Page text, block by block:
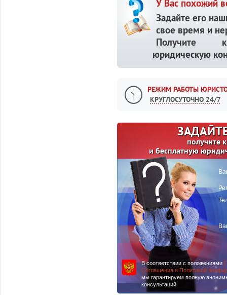
У Вас похожий
Задайте его
свое время и
Получите
юридическую
РЕЖИМ РАБОТЫ
КРУГЛОСУТОЧНО 24/7
получите
и бесплатную
В соответствии с положениями
Соглашения и Политикой
мы гарантируем полную
консультаций